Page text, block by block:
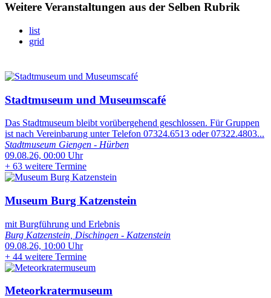
Weitere Veranstaltungen aus der Selben Rubrik
list
grid
Stadtmuseum und Museumscafé
Das Stadtmuseum bleibt vorübergehend geschlossen. Für Gruppen
ist nach Vereinbarung unter Telefon 07324.6513 oder 07322.4803...
Stadtmuseum Giengen - Hürben
09.08.26, 00:00 Uhr
+ 63 weitere Termine
Museum Burg Katzenstein
mit Burgführung und Erlebnis
Burg Katzenstein, Dischingen - Katzenstein
09.08.26, 10:00 Uhr
+ 44 weitere Termine
Meteorkratermuseum